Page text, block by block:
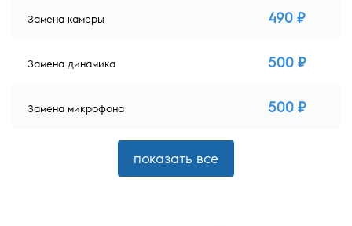
Замена камеры 490 ₽
Замена динамика 500 ₽
Замена микрофона 500 ₽
показать все